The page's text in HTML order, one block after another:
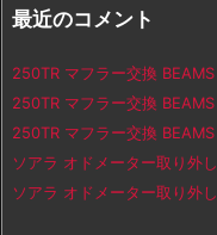
最近のコメント
250TR マフラー交換 BEAMS
250TR マフラー交換 BEAMS
250TR マフラー交換 BEAMS
ソアラ オドメーター取り外し
ソアラ オドメーター取り外し